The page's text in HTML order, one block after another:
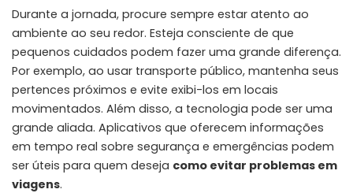
Durante a jornada, procure sempre estar atento ao
ambiente ao seu redor. Esteja consciente de que
pequenos cuidados podem fazer uma grande diferença.
Por exemplo, ao usar transporte público, mantenha seus
pertences próximos e evite exibi-los em locais
movimentados. Além disso, a tecnologia pode ser uma
grande aliada. Aplicativos que oferecem informações
em tempo real sobre segurança e emergências podem
ser úteis para quem deseja como evitar problemas em
viagens.